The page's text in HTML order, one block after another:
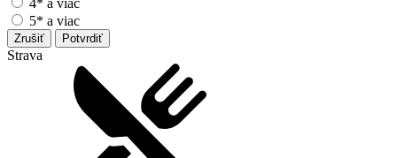
4* a viac
5* a viac
Zrušiť Potvrdiť
Strava